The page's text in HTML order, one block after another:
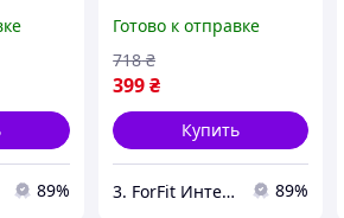
89%
лучшая цена с быстрой
доставкой по Украине
Готово к отправке
399₴
718 ₴
Купить
3. ForFit Интернет-магазин спортивных товаров 89%